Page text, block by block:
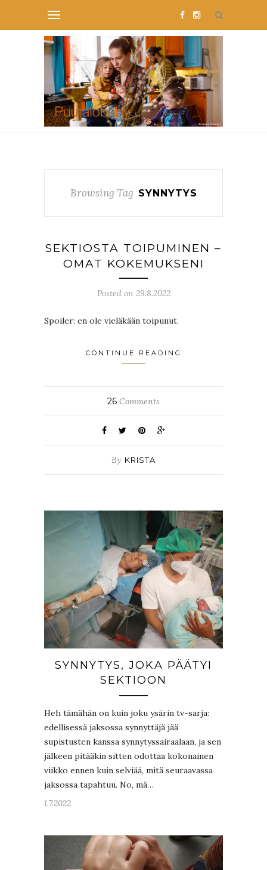
Browsing Tag SYNNYTYS
SEKTIOSTA TOIPUMINEN –
OMAT KOKEMUKSENI
Posted on 29.8.2022
Spoiler: en ole vieläkään toipunut.
CONTINUE READING
26 Comments
By KRISTA
SYNNYTYS, JOKA PÄÄTYI
SEKTIOON
Heh tämähän on kuin joku ysärin tv-sarja:
edellisessä jaksossa synnyttäjä jää
supistusten kanssa synnytyssairaalaan, ja sen
jälkeen pitääkin sitten odottaa kokonainen
viikko ennen kuin selviää, mitä seuraavassa
jaksossa tapahtuu. No, mä…
1.7.2022